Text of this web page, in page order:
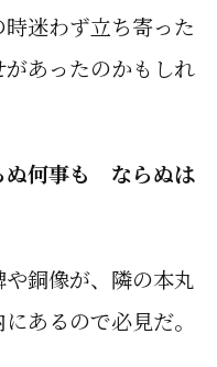
迷わず立ち寄った
あったのかもしれ
ぬ何事も ならぬは
銅像が、隣の本丸
あるので必見だ。